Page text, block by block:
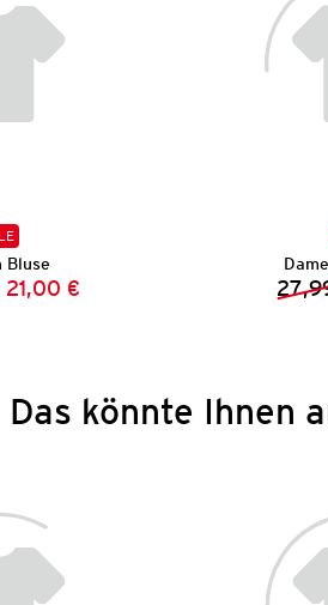
Bluse
Preis:
Preis:
21,00 €
Das könnte Ihnen